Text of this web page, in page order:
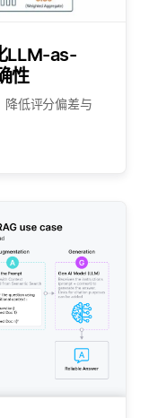
LLM-as-
性
低评分偏差与